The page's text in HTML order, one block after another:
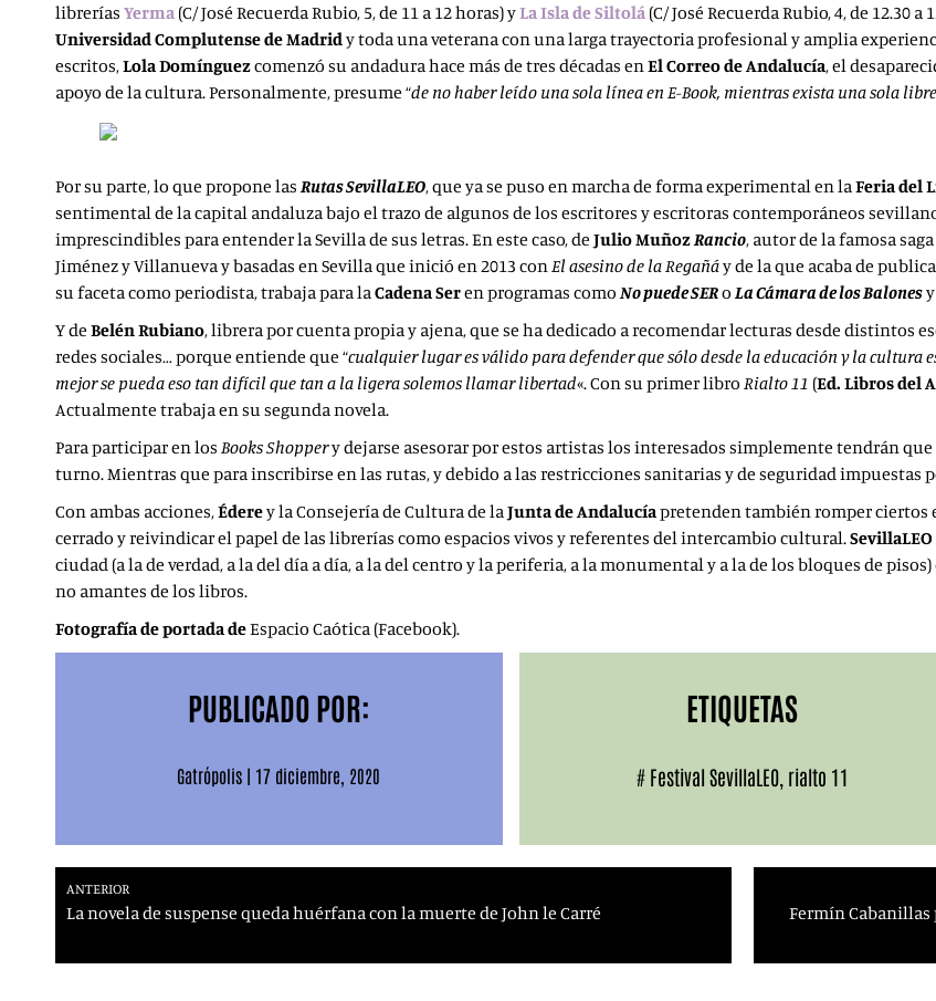
librerías Yerma (C/ José Recuerda Rubio, 5, de 11 a 12 horas) yLa Isla de Siltolá (C/ José Recuerda Rubio, 4, de 12.30
Universidad Complutense de Madridy toda una veterana con una larga trayectoria profesional y amplia
escritos,Lola Domínguezcomenzó su andadura hace más de tres décadas enEl Correo de Andalucía, el
apoyo de la cultura. Personalmente, presume “de no haber leído una sola línea en E-Book, mientras exista una sola
Por su parte, lo que propone lasRutas SevillaLEO, que ya se puso en marcha de forma experimental en laFeria del
sentimental de la capital andaluza bajo el trazo de algunos de los escritores y escritoras contemporáneos
imprescindibles para entender la Sevilla de sus letras. En este caso, de Julio MuñozRancio, autor de la famosa
Jiménez y Villanueva y basadas en Sevilla que inició en 2013 conEl asesino de la Regañáy de la que acaba de
su faceta como periodista, trabaja para laCadena Seren programas comoNo puede SERoLa Cámara de los Balones
Y de Belén Rubiano, librera por cuenta propia y ajena, que se ha dedicado a recomendar lecturas desde distintos
redes sociales… porque entiende que “cualquier lugar es válido para defender que sólo desde la educación y la cultura
mejor se pueda eso tan difícil que tan a la ligera solemos llamar libertad«. Con su primer libro Rialto 11 (Ed. Libros del
Actualmente trabaja en su segunda novela.
Para participar en los Books Shoppery dejarse asesorar por estos artistas los interesados simplemente tendrán
turno. Mientras que para inscribirse en las rutas, y debido a las restricciones sanitarias y de seguridad impuestas
Con ambas acciones,Éderey la Consejería de Cultura de laJunta de Andalucíapretenden también romper ciertos
cerrado y reivindicar el papel de las librerías como espacios vivos y referentes del intercambio cultural.SevillaLEO
ciudad (a la de verdad, a la del día a día, a la del centro y la periferia, a la monumental y a la de los bloques de
no amantes de los libros.
Fotografía de portada deEspacio Caótica (Facebook).
PUBLICADO POR:
Gatrópolis | 17 diciembre, 2020
ETIQUETAS
# Festival SevillaLEO, rialto 11
ANTERIOR
La novela de suspense queda huérfana con la muerte de John le Carré
Fermín